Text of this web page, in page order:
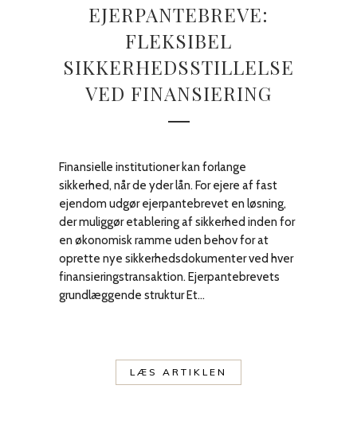
EJERPANTEBREVE:
FLEKSIBEL
SIKKERHEDSSTILLELSE
VED FINANSIERING
Finansielle institutioner kan forlange
sikkerhed, når de yder lån. For ejere af fast
ejendom udgør ejerpantebrevet en løsning,
der muliggør etablering af sikkerhed inden for
en økonomisk ramme uden behov for at
oprette nye sikkerhedsdokumenter ved hver
finansieringstransaktion. Ejerpantebrevets
grundlæggende struktur Et...
LÆS ARTIKLEN